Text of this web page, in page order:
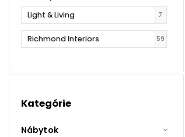
Light & Living 7
Richmond Interiors 59
Kategórie
Nábytok